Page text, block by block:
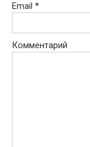
Email *
Комментарий